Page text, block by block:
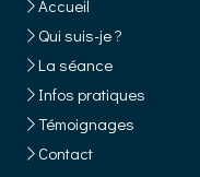
Accueil
Qui suis-je ?
La séance
Infos pratiques
Témoignages
Contact